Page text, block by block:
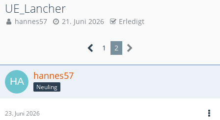
UE_Lancher
hannes57 21. Juni 2026 Erledigt
1 2
hannes57
Neuling
23. Juni 2026